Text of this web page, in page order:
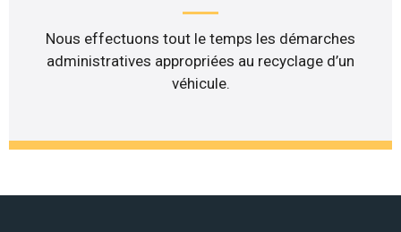
Nous effectuons tout le temps les démarches
administratives appropriées au recyclage d’un
véhicule.